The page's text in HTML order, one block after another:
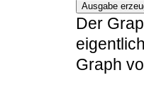
Ausgabe
Der
Graph